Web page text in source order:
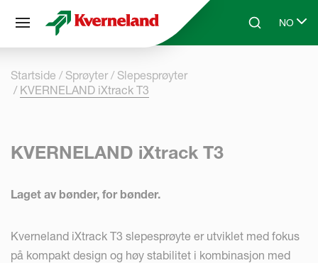
Skip to main contentSearchNO
Select
Startside Sprøyter
Slepesprøyter
KVERNELAND iXtrack T3
KVERNELAND iXtrack T3
Laget av bønder, for bønder.
Kverneland iXtrack T3 slepesprøyte er utviklet med fokus
på kompakt design og høy stabilitet i kombinasjon med
Panel for informasjonskapsler